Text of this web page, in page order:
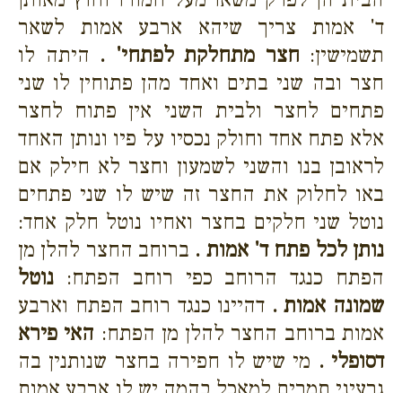
ד' אמות צריך שיהא ארבע אמות לשאר
תשמישין: חצר מתחלקת לפתחי' . היתה לו
חצר ובה שני בתים ואחד מהן פתוחין לו שני
פתחים לחצר ולבית השני אין פתוח לחצר
אלא פתח אחד וחולק נכסיו על פיו ונותן האחד
לראובן בנו והשני לשמעון וחצר לא חילק אם
באו לחלוק את החצר זה שיש לו שני פתחים
נוטל שני חלקים בחצר ואחיו נוטל חלק אחד:
נותן לכל פתח ד' אמות . ברוחב החצר להלן מן
הפתח כנגד הרוחב כפי רוחב הפתח: נוטל
שמונה אמות . דהיינו כנגד רוחב הפתח וארבע
אמות ברוחב החצר להלן מן הפתח: האי פירא
דסופלי . מי שיש לו חפירה בחצר שנותנין בה